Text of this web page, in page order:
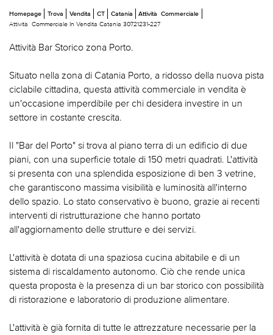
Homepage Trova Vendita CT Catania
Attività Commerciale
Attività Commerciale In Vendita Catania 30721231-227
Attività Bar Storico zona Porto.
Situato nella zona di Catania Porto, a ridosso della nuova pista
ciclabile cittadina, questa attività commerciale in vendita è
un'occasione imperdibile per chi desidera investire in un
settore in costante crescita.
Il "Bar del Porto" si trova al piano terra di un edificio di due
piani, con una superficie totale di 150 metri quadrati. L'attività
si presenta con una splendida esposizione di ben 3 vetrine,
che garantiscono massima visibilità e luminosità all'interno
dello spazio. Lo stato conservativo è buono, grazie ai recenti
interventi di ristrutturazione che hanno portato
all'aggiornamento delle strutture e dei servizi.
L'attività è dotata di una spaziosa cucina abitabile e di un
sistema di riscaldamento autonomo. Ciò che rende unica
questa proposta è la presenza di un bar storico con possibilità
di ristorazione e laboratorio di produzione alimentare.
L'attività è già fornita di tutte le attrezzature necessarie per la